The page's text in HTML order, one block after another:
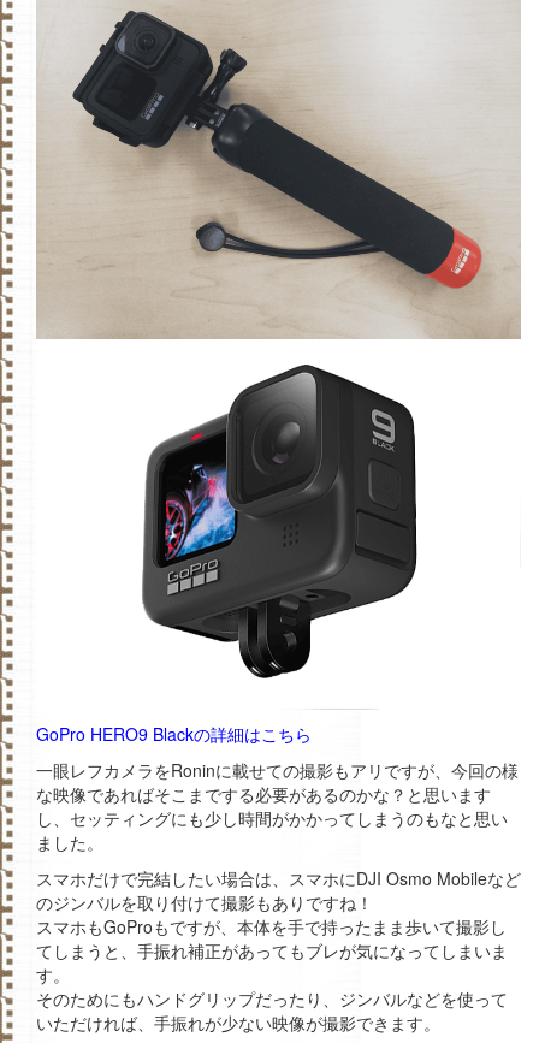
GoPro HERO9 Blackの詳細はこちら
一眼レフカメラをRoninに載せての撮影もアリですが、今回の様
な映像であればそこまでする必要があるのかな？と思います
し、セッティングにも少し時間がかかってしまうのもなと思い
ました。
スマホだけで完結したい場合は、スマホにDJI Osmo Mobileなど
のジンバルを取り付けて撮影もありですね！
スマホもGoProもですが、本体を手で持ったまま歩いて撮影し
てしまうと、手振れ補正があってもブレが気になってしまいま
す。
そのためにもハンドグリップだったり、ジンバルなどを使って
いただければ、手振れが少ない映像が撮影できます。